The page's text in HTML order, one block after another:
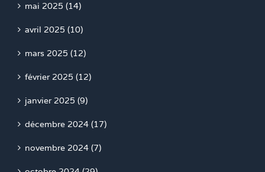
mai 2025 (14)
avril 2025 (10)
mars 2025 (12)
février 2025 (12)
janvier 2025 (9)
décembre 2024 (17)
novembre 2024 (7)